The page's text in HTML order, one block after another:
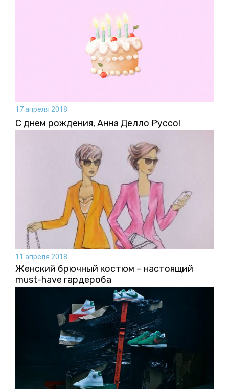
17 апреля 2018
С днем рождения, Анна Делло Руссо!
11 апреля 2018
Женский брючный костюм – настоящий
must-have гардероба